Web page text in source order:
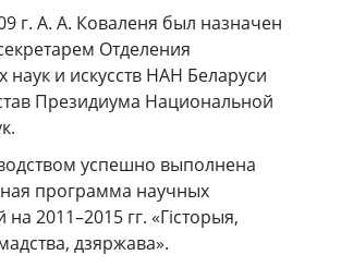
г. А. А. Коваленя был назначен
Отделения
наук и искусств НАН Беларуси
Президиума Национальной
успешно выполнена
программа научных
2011–2015 гг. «Гісторыя,
дзяржава».